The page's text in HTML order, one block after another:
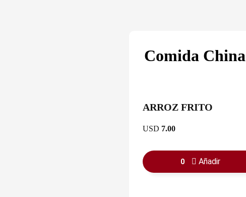
Comida China
ARROZ FRITO
USD 7.00
0 Añadir